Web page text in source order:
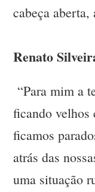
cabeça
Renato
“Para mim a
ficando velhos
ficamos
atrás das
uma situação